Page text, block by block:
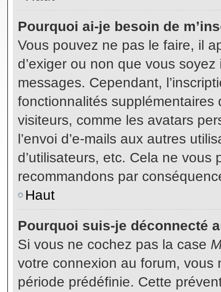
Pourquoi ai-je besoin de
Vous pouvez ne pas le faire, il
d’exiger ou non que vous
messages. Cependant,
fonctionnalités
visiteurs, comme les avatars
l’envoi d’e-mails aux autres
d’utilisateurs, etc. Cela ne vous
recommandons par
Haut
Pourquoi suis-je déconnecté
Si vous ne cochez pas la case
votre connexion au forum,
période prédéfinie. Cette